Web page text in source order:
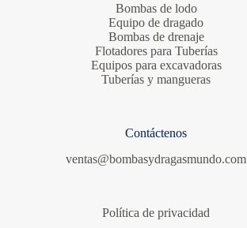
Bombas de lodo
Equipo de dragado
Bombas de drenaje
Flotadores para Tuberías
Equipos para excavadoras
Tuberías y mangueras
Contáctenos
ventas@bombasydragasmundo.com
Política de privacidad